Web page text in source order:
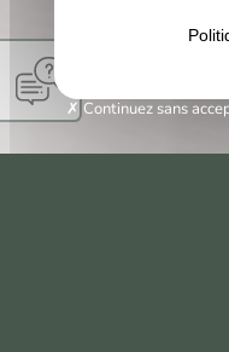
Continuez sans